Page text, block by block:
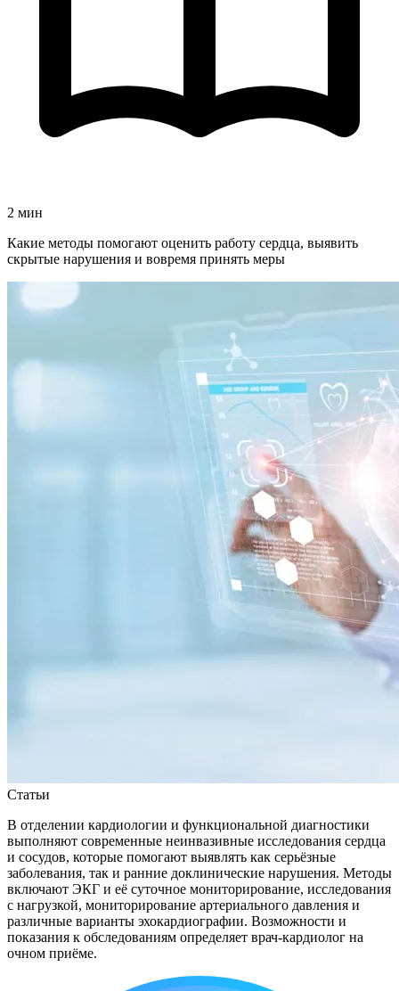
2 мин
Какие методы помогают оценить работу сердца, выявить
скрытые нарушения и вовремя принять меры
Статьи
В отделении кардиологии и функциональной диагностики
выполняют современные неинвазивные исследования сердца
и сосудов, которые помогают выявлять как серьёзные
заболевания, так и ранние доклинические нарушения. Методы
включают ЭКГ и её суточное мониторирование, исследования
с нагрузкой, мониторирование артериального давления и
различные варианты эхокардиографии. Возможности и
показания к обследованиям определяет врач-кардиолог на
очном приёме.